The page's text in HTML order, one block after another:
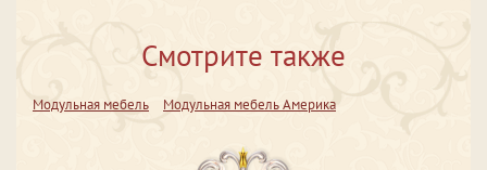
Смотрите также
Модульная мебель Модульная мебель Америка